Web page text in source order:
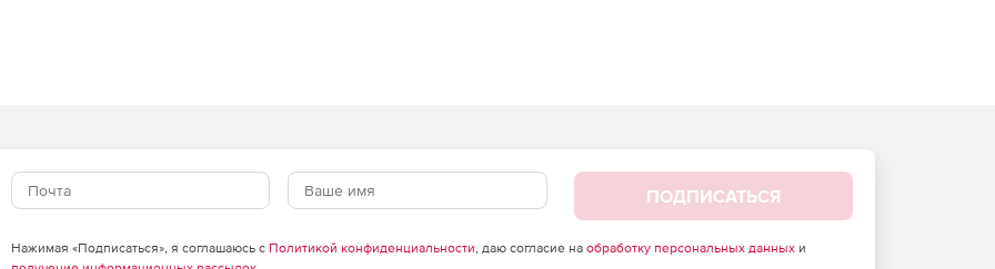
ПОДПИСАТЬСЯ
Нажимая «Подписаться», я соглашаюсь с Политикой конфиденциальности, даю согласие на обработку персональных данныхи